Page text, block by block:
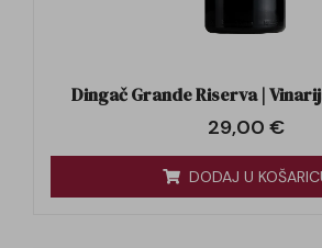
Dingač Grande Riserva |
29,00 €
DODAJ U